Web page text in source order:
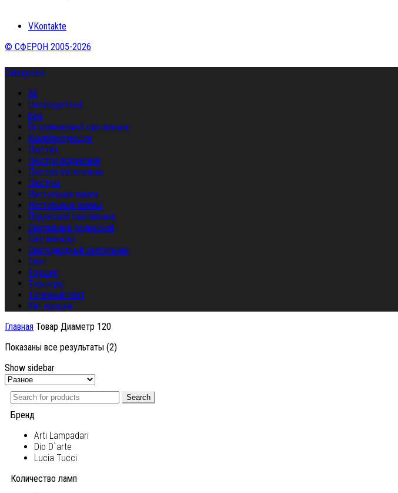
VKontakte
© СФЕРОН 2005-2026
Categories
All
Uncategorized
Бра
Встраиваемый светильник
Комплектующие
Люстра
Люстра подвесная
Люстра потолочная
Люстры
Настольная лампа
Настольные лампы
Подвесной светильник
Светильник подвесной
Светильники
Светодиодный светильник
Спот
Торшер
Торшеры
Точечный свет
Хит продаж
Главная Товар Диаметр 120
Показаны все результаты (2)
Show sidebar
Search
Бренд
Arti Lampadari
Dio D`arte
Lucia Tucci
Количество ламп